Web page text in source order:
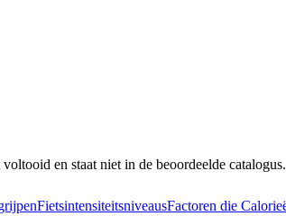
en staat niet in de beoordeelde
FietsintensiteitsniveausFactoren die